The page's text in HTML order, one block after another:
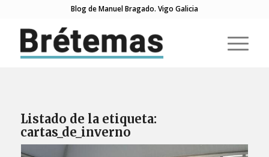
Blog de Manuel Bragado. Vigo Galicia
Listado de la etiqueta:
cartas_de_inverno